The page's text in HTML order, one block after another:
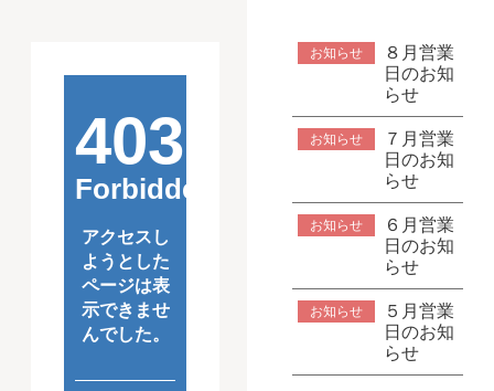
お知らせ
８月営業
日のお知
らせ
お知らせ
７月営業
日のお知
らせ
お知らせ
６月営業
日のお知
らせ
お知らせ
５月営業
日のお知
らせ